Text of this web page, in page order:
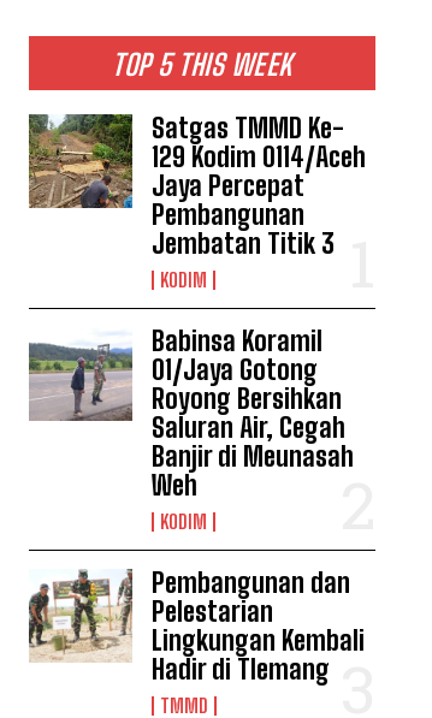
TOP 5 THIS WEEK
Satgas TMMD Ke-
129 Kodim 0114/Aceh
Jaya Percepat
Pembangunan
Jembatan Titik 3
KODIM
Babinsa Koramil
01/Jaya Gotong
Royong Bersihkan
Saluran Air, Cegah
Banjir di Meunasah
Weh
KODIM
Pembangunan dan
Pelestarian
Lingkungan Kembali
Hadir di Tlemang
TMMD